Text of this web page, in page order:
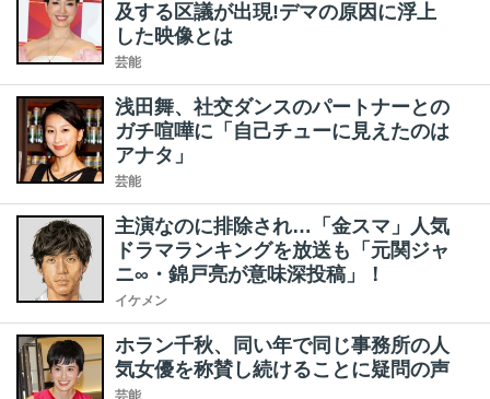
及する区議が出現!デマの原因に浮上
した映像とは
芸能
浅田舞、社交ダンスのパートナーとの
ガチ喧嘩に「自己チューに見えたのは
アナタ」
芸能
主演なのに排除され…「金スマ」人気
ドラマランキングを放送も「元関ジャ
ニ∞・錦戸亮が意味深投稿」！
イケメン
ホラン千秋、同い年で同じ事務所の人
気女優を称賛し続けることに疑問の声
芸能